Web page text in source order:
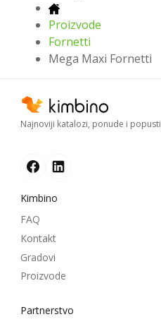
Proizvode
Fornetti
Mega Maxi Fornetti
Najnoviji katalozi, ponude i popusti
Kimbino
FAQ
Kontakt
Gradovi
Proizvode
Partnerstvo